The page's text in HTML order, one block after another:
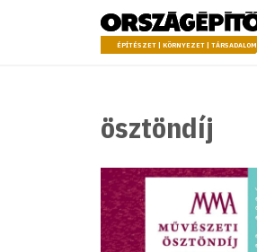
Országépítő
ÉPÍTÉSZET | KÖRNYEZET | TÁRSADALOM
ösztöndíj